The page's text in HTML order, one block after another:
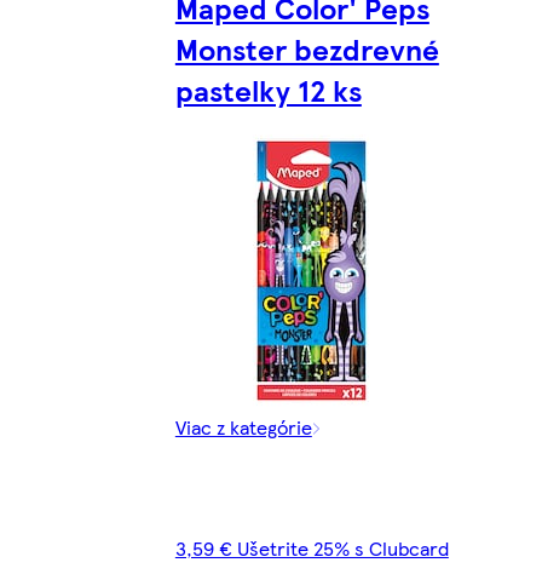
Monster bezdrevné
pastelky 12 ks
Viac z kategórie
3,59 € Ušetrite 25% s Clubcard